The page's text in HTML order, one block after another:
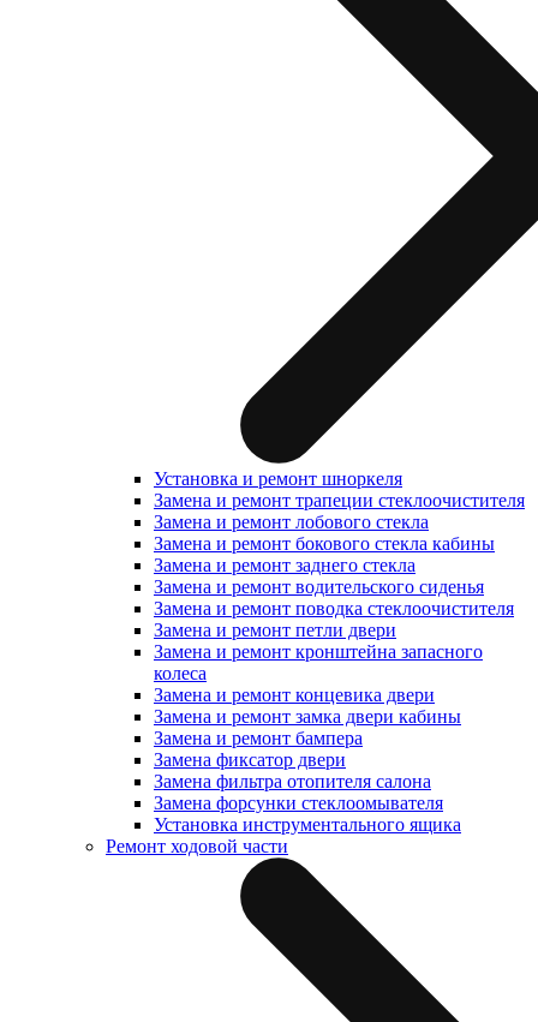
Установка и ремонт шноркеля
Замена и ремонт трапеции стеклоочистителя
Замена и ремонт лобового стекла
Замена и ремонт бокового стекла кабины
Замена и ремонт заднего стекла
Замена и ремонт водительского сиденья
Замена и ремонт поводка стеклоочистителя
Замена и ремонт петли двери
Замена и ремонт кронштейна запасного
колеса
Замена и ремонт концевика двери
Замена и ремонт замка двери кабины
Замена и ремонт бампера
Замена фиксатор двери
Замена фильтра отопителя салона
Замена форсунки стеклоомывателя
Установка инструментального ящика
Ремонт ходовой части